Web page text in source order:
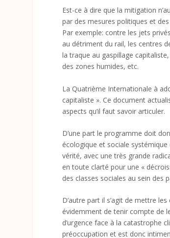
Est-ce à dire que la mitigation
par des mesures politiques et
Par exemple: contre les jets
au détriment du rail, les centres
la traque au gaspillage
des zones humides, etc.
La Quatrième Internationale à
capitaliste ». Ce document
aspects qu’il faut savoir articuler.
D’une part le programme doit
écologique et sociale
vérité, avec une très grande
en toute clarté pour une «
des classes sociales au sein des
D’autre part il s’agit de mettre
évidemment de tenir compte de
d’urgence face à la catastrophe
préoccupation et est donc